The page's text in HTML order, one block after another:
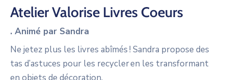
Atelier Valorise Livres Coeurs
. Animé par Sandra
Ne jetez plus les livres abîmés ! Sandra propose des
tas d’astuces pour les recycler en les transformant
en objets de décoration.